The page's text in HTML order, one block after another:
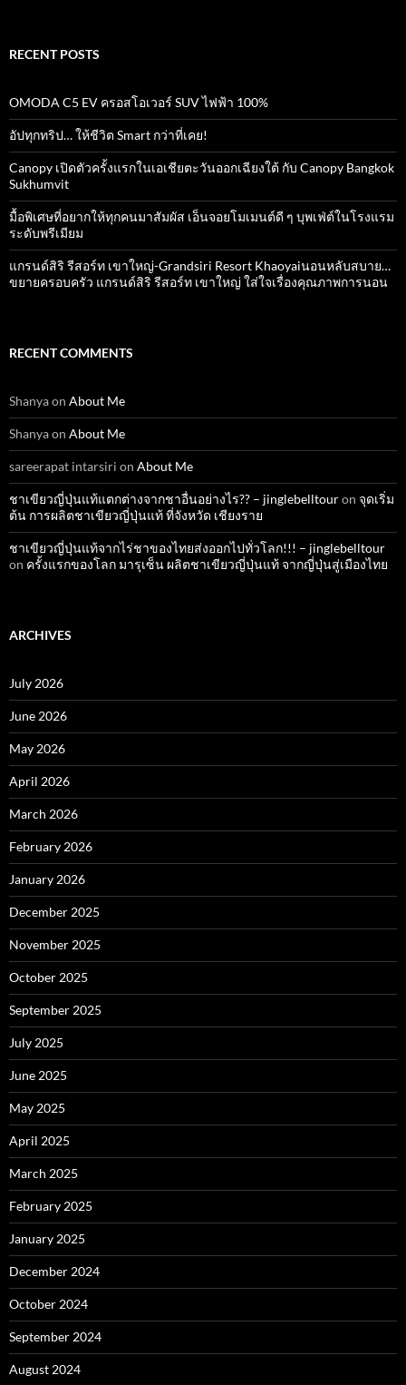
RECENT POSTS
OMODA C5 EV ครอสโอเวอร์ SUV ไฟฟ้า 100%
อัปทุกทริป… ให้ชีวิต Smart กว่าที่เคย!
Canopy เปิดตัวครั้งแรกในเอเชียตะวันออกเฉียงใต้ กับ Canopy Bangkok
Sukhumvit
มื้อพิเศษที่อยากให้ทุกคนมาสัมผัส เอ็นจอยโมเมนต์ดี ๆ บุพเฟ่ต์ในโรงแรม
ระดับพรีเมียม
แกรนด์สิริ​ รีสอร์ท​ เขาใหญ่​-Grandsiri​ Resort​ Khaoyaiนอนหลับสบาย…
ขยายครอบครัว แกรนด์สิริ รีสอร์ท เขาใหญ่ ใส่ใจเรื่องคุณภาพการนอน
RECENT COMMENTS
Shanyaon About Me
Shanyaon About Me
sareerapat intarsiri on About Me
ชาเขียวญี่ปุ่นแท้แตกต่างจากชาอื่นอย่างไร?? – jinglebelltouron จุดเริ่ม
ต้น การผลิตชาเขียวญี่ปุ่นแท้ ที่จังหวัด เชียงราย
ชาเขียวญี่ปุ่นแท้จากไร่ชาของไทยส่งออกไปทั่วโลก!!! – jinglebelltour
on ครั้งแรกของโลก มารุเซ็น ผลิตชาเขียวญี่ปุ่นแท้ จากญี่ปุ่นสู่เมืองไทย
ARCHIVES
July 2026
June 2026
May 2026
April 2026
March 2026
February 2026
January 2026
December 2025
November 2025
October 2025
September 2025
July 2025
June 2025
May 2025
April 2025
March 2025
February 2025
January 2025
December 2024
October 2024
September 2024
August 2024